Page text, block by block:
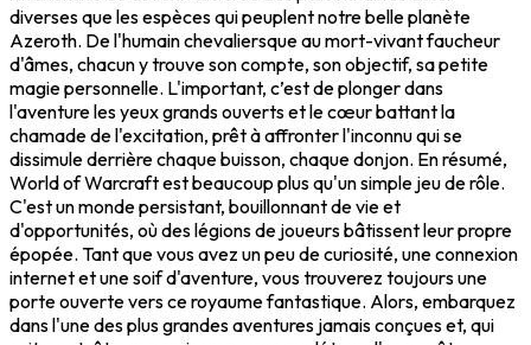
diverses que les espèces qui peuplent notre belle planète
Azeroth. De l'humain chevaliersque au mort-vivant faucheur
d'âmes, chacun y trouve son compte, son objectif, sa petite
magie personnelle. L'important, c’est de plonger dans
l'aventure les yeux grands ouverts et le cœur battant la
chamade de l'excitation, prêt à affronter l'inconnu qui se
dissimule derrière chaque buisson, chaque donjon. En résumé,
World of Warcraft est beaucoup plus qu'un simple jeu de rôle.
C'est un monde persistant, bouillonnant de vie et
d'opportunités, où des légions de joueurs bâtissent leur propre
épopée. Tant que vous avez un peu de curiosité, une connexion
internet et une soif d'aventure, vous trouverez toujours une
porte ouverte vers ce royaume fantastique. Alors, embarquez
dans l'une des plus grandes aventures jamais conçues et, qui